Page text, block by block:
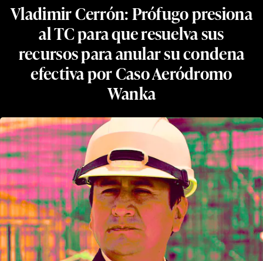
Vladimir Cerrón: Prófugo presiona
al TC para que resuelva sus
recursos para anular su condena
efectiva por Caso Aeródromo
Wanka